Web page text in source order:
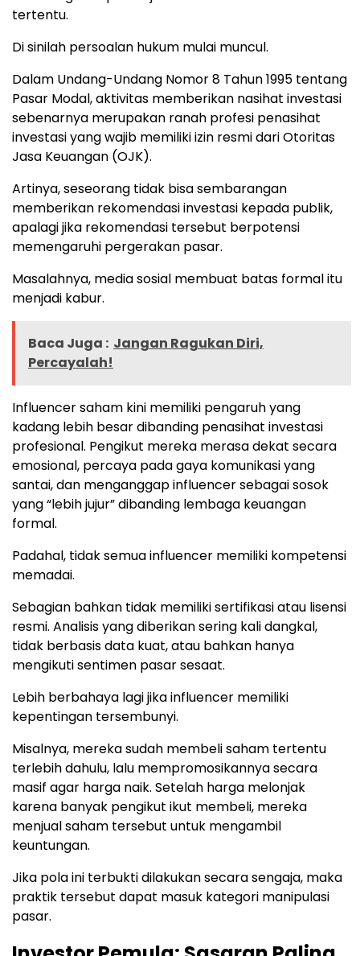
tertentu.
Di sinilah persoalan hukum mulai muncul.
Dalam Undang-Undang Nomor 8 Tahun 1995 tentang
Pasar Modal, aktivitas memberikan nasihat investasi
sebenarnya merupakan ranah profesi penasihat
investasi yang wajib memiliki izin resmi dari Otoritas
Jasa Keuangan (OJK).
Artinya, seseorang tidak bisa sembarangan
memberikan rekomendasi investasi kepada publik,
apalagi jika rekomendasi tersebut berpotensi
memengaruhi pergerakan pasar.
Masalahnya, media sosial membuat batas formal itu
menjadi kabur.
Baca Juga : Jangan Ragukan Diri,
Percayalah!
Influencer saham kini memiliki pengaruh yang
kadang lebih besar dibanding penasihat investasi
profesional. Pengikut mereka merasa dekat secara
emosional, percaya pada gaya komunikasi yang
santai, dan menganggap influencer sebagai sosok
yang “lebih jujur” dibanding lembaga keuangan
formal.
Padahal, tidak semua influencer memiliki kompetensi
memadai.
Sebagian bahkan tidak memiliki sertifikasi atau lisensi
resmi. Analisis yang diberikan sering kali dangkal,
tidak berbasis data kuat, atau bahkan hanya
mengikuti sentimen pasar sesaat.
Lebih berbahaya lagi jika influencer memiliki
kepentingan tersembunyi.
Misalnya, mereka sudah membeli saham tertentu
terlebih dahulu, lalu mempromosikannya secara
masif agar harga naik. Setelah harga melonjak
karena banyak pengikut ikut membeli, mereka
menjual saham tersebut untuk mengambil
keuntungan.
Jika pola ini terbukti dilakukan secara sengaja, maka
praktik tersebut dapat masuk kategori manipulasi
pasar.